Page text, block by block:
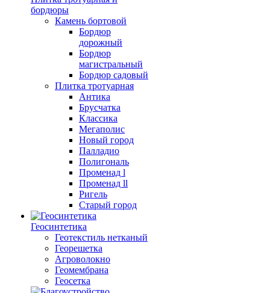
бордюры
Камень бортовой
Бордюр
дорожный
Бордюр
магистральный
Бордюр садовый
Плитка тротуарная
Антика
Брусчатка
Классика
Мегаполис
Новый город
Палладио
Полигональ
Променад l
Променад ll
Ригель
Старый город
Геосинтетика
Геотекстиль нетканый
Георешетка
Агроволокно
Геомембрана
Геосетка